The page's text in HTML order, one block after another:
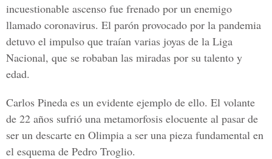
incuestionable ascenso fue frenado por un enemigo
llamado coronavirus. El parón provocado por la pandemia
detuvo el impulso que traían varias joyas de la Liga
Nacional, que se robaban las miradas por su talento y
edad.
Carlos Pineda es un evidente ejemplo de ello. El volante
de 22 años sufrió una metamorfosis elocuente al pasar de
ser un descarte en Olimpia a ser una pieza fundamental en
el esquema de Pedro Troglio.